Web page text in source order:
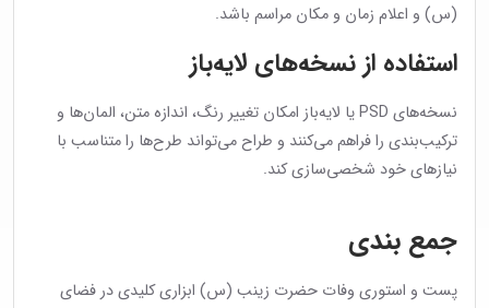
(س) و اعلام زمان و مکان مراسم باشد.
استفاده از نسخه‌های لایه‌باز
نسخه‌های PSD یا لایه‌باز امکان تغییر رنگ، اندازه متن، المان‌ها و
ترکیب‌بندی را فراهم می‌کنند و طراح می‌تواند طرح‌ها را متناسب با
نیازهای خود شخصی‌سازی کند.
جمع بندی
پست و استوری وفات حضرت زینب (س) ابزاری کلیدی در فضای